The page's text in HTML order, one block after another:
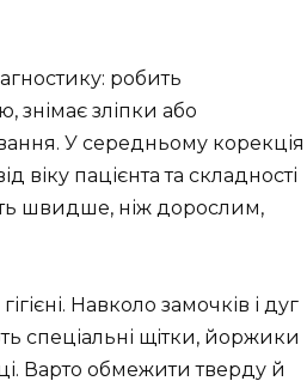
робить
знімає зліпки або
У середньому корекція
пацієнта та складності
швидше, ніж дорослим,
Навколо замочків і дуг
спеціальні щітки, йоржики
Варто обмежити тверду й